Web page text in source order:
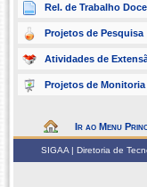
Rel. de Trabalho
Projetos de Pesquisa
Atividades de
Projetos de Monitoria
Ir ao Menu
SIGAA | Diretoria de